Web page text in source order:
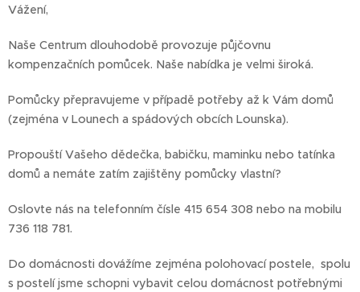
Vážení,
Naše Centrum dlouhodobě provozuje půjčovnu
kompenzačních pomůcek. Naše nabídka je velmi široká.
Pomůcky přepravujeme v případě potřeby až k Vám domů
(zejména v Lounech a spádových obcích Lounska).
Propouští Vašeho dědečka, babičku, maminku nebo tatínka
domů a nemáte zatím zajištěny pomůcky vlastní?
Oslovte nás na telefonním čísle 415 654 308 nebo na mobilu
736 118 781.
Do domácnosti dovážíme zejména polohovací postele, spolu
s postelí jsme schopni vybavit celou domácnost potřebnými